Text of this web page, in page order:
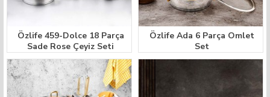
Özlife 459-Dolce 18 Parça
Sade Rose Çeyiz Seti
Özlife Ada 6 Parça Omlet
Set